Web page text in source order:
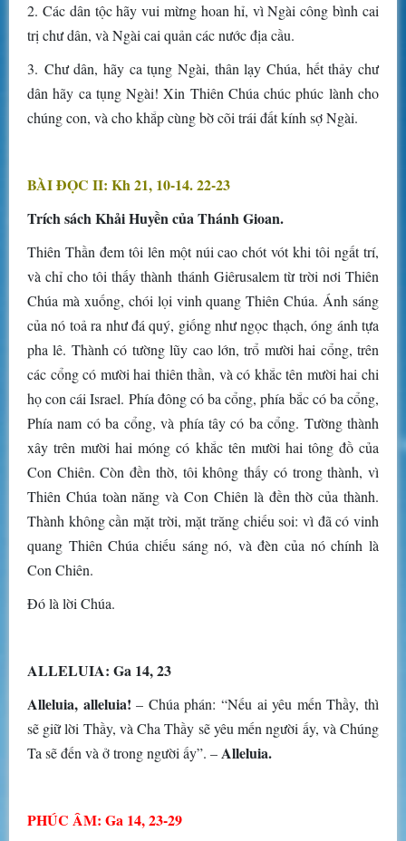
2. Các dân tộc hãy vui mừng hoan hỉ, vì Ngài công bình cai
trị chư dân, và Ngài cai quản các nước địa cầu.
3. Chư dân, hãy ca tụng Ngài, thân lạy Chúa, hết thảy chư
dân hãy ca tụng Ngài! Xin Thiên Chúa chúc phúc lành cho
chúng con, và cho khắp cùng bờ cõi trái đất kính sợ Ngài.
BÀI ĐỌC II: Kh 21, 10-14. 22-23
Trích sách Khải Huyền của Thánh Gioan.
Thiên Thần đem tôi lên một núi cao chót vót khi tôi ngất trí,
và chỉ cho tôi thấy thành thánh Giêrusalem từ trời nơi Thiên
Chúa mà xuống, chói lọi vinh quang Thiên Chúa. Ánh sáng
của nó toả ra như đá quý, giống như ngọc thạch, óng ánh tựa
pha lê. Thành có tường lũy cao lớn, trổ mười hai cổng, trên
các cổng có mười hai thiên thần, và có khắc tên mười hai chi
họ con cái Israel. Phía đông có ba cổng, phía bắc có ba cổng,
Phía nam có ba cổng, và phía tây có ba cổng. Tường thành
xây trên mười hai móng có khắc tên mười hai tông đồ của
Con Chiên. Còn đền thờ, tôi không thấy có trong thành, vì
Thiên Chúa toàn năng và Con Chiên là đền thờ của thành.
Thành không cần mặt trời, mặt trăng chiếu soi: vì đã có vinh
quang Thiên Chúa chiếu sáng nó, và đèn của nó chính là
Con Chiên.
Ðó là lời Chúa.
ALLELUIA: Ga 14, 23
Alleluia, alleluia! – Chúa phán: “Nếu ai yêu mến Thầy, thì
sẽ giữ lời Thầy, và Cha Thầy sẽ yêu mến người ấy, và Chúng
Ta sẽ đến và ở trong người ấy”. –Alleluia.
PHÚC ÂM: Ga 14, 23-29